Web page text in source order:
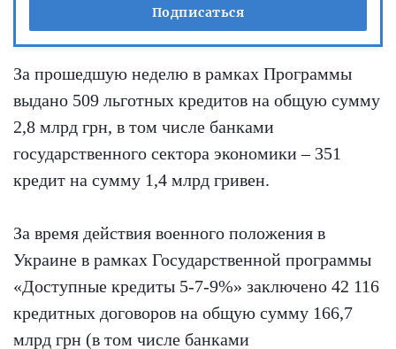
Подписаться
За прошедшую неделю в рамках Программы
выдано 509 льготных кредитов на общую сумму
2,8 млрд грн, в том числе банками
государственного сектора экономики – 351
кредит на сумму 1,4 млрд гривен.
За время действия военного положения в
Украине в рамках Государственной программы
«Доступные кредиты 5-7-9%» заключено 42 116
кредитных договоров на общую сумму 166,7
млрд грн (в том числе банками